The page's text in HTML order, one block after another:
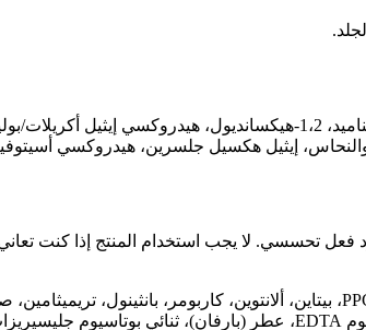
ماء، مستخلص سنتيللا آسياتيكا، جلسرين، بوتيلين جلايكول، بيتين،
فعل تحسسي. لا يجب استخدام المنتج إذا كنت